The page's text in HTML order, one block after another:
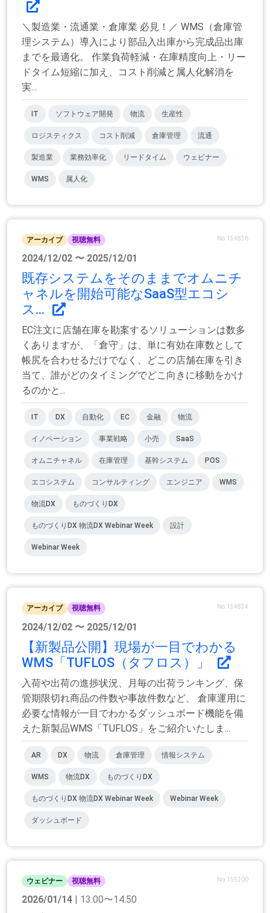
＼製造業・流通業・倉庫業 必見！／ WMS（倉庫管
理システム）導入により部品入出庫から完成品出庫
までを最適化。 作業負荷軽減・在庫精度向上・リー
ドタイム短縮に加え、コスト削減と属人化解消を
実...
IT ソフトウェア開発 物流 生産性
ロジスティクス コスト削減 倉庫管理 流通
製造業 業務効率化 リードタイム ウェビナー
WMS 属人化
アーカイブ 視聴無料 No.154836
2024/12/02 〜 2025/12/01
既存システムをそのままでオムニチ
ャネルを開始可能なSaaS型エコシ
ス...
EC注文に店舗在庫を勘案するソリューションは数多
くありますが、「倉守」は、単に有効在庫数として
帳尻を合わせるだけでなく、どこの店舗在庫を引き
当て、誰がどのタイミングでどこ向きに移動をかけ
るのかと...
IT DX 自動化 EC 金融 物流
イノベーション 事業戦略 小売 SaaS
オムニチャネル 在庫管理 基幹システム POS
エコシステム コンサルティング エンジニア WMS
物流DX ものづくりDX
ものづくりDX 物流DX Webinar Week 設計
Webinar Week
アーカイブ 視聴無料 No.154834
2024/12/02 〜 2025/12/01
【新製品公開】現場が一目でわかる
WMS「TUFLOS（タフロス）」
入荷や出荷の進捗状況、月毎の出荷ランキング、保
管期限切れ商品の件数や事故件数など、 倉庫運用に
必要な情報が一目でわかるダッシュボード機能を備
えた新製品WMS「TUFLOS」をご紹介いたしま...
AR DX 物流 倉庫管理 情報システム
WMS 物流DX ものづくりDX
ものづくりDX 物流DX Webinar Week Webinar Week
ダッシュボード
ウェビナー 視聴無料 No.155200
2026/01/14 | 13:00〜14:50